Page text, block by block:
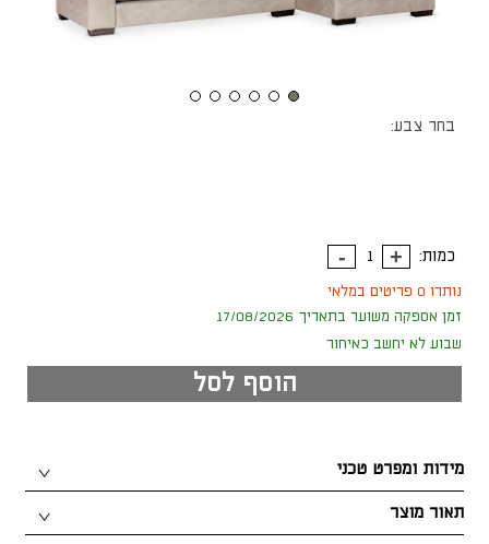
בחר צבע:
כמות:
נותרו 0 פריטים במלאי
זמן אספקה משוער בתאריך 17/08/2026
שבוע לא יחשב כאיחור
הוסף לסל
תאור מוצר
מידות ומפרט טכני